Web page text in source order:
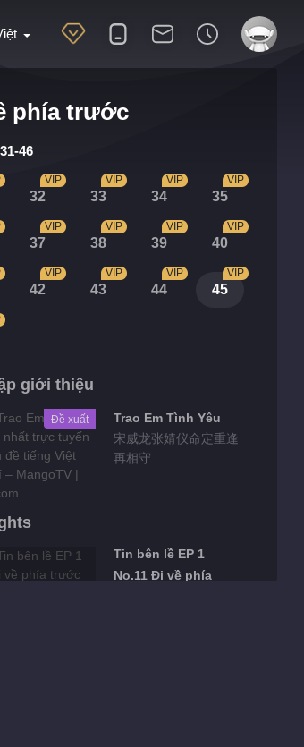
phía trước
31-46
32
VIP
33
VIP
34
VIP
35
VIP
37
VIP
38
VIP
39
VIP
40
VIP
42
VIP
43
VIP
44
VIP
45
VIP
giới thiệu
Đề xuất
Trao Em Tình Yêu
宋威龙张婧仪命定重逢
再相守
Tin bên lề EP 1
No.11 Đi về phía